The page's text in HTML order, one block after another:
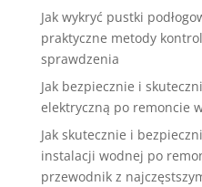
Jak wykryć pustki
praktyczne metody
sprawdzenia
Jak bezpiecznie i
elektryczną po remoncie
Jak skutecznie i
instalacji wodnej po
przewodnik z